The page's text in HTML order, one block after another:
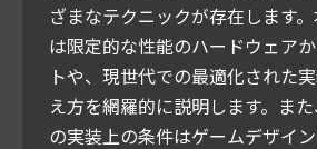
ざまなテクニックが存在します
は限定的な性能のハードウェア
トや、現世代での最適化された
え方を網羅的に説明します。ま
の実装上の条件はゲームデザイ